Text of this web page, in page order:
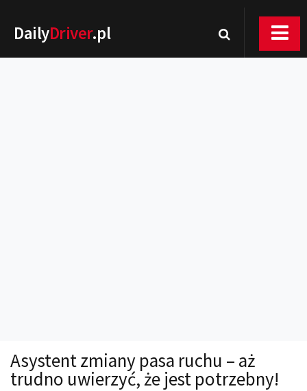
DailyDriver.pl
Technika jazdy
Oświetlenie
Asystent zmiany pasa ruchu – aż
trudno uwierzyć, że jest potrzebny!